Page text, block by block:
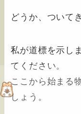
どうか、ついて
私が道標を示し
てください。
ここから始まる
しょう。